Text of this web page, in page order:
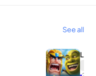
See all